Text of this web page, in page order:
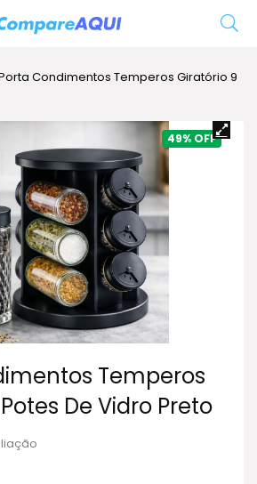
Condimentos Temperos Giratório 9
49%
Temperos
De Vidro Preto